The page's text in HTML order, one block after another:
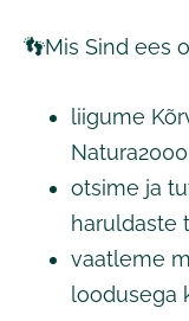
👣Mis Sind ees
liigume
otsime ja
haruldaste
vaatleme
loodusega